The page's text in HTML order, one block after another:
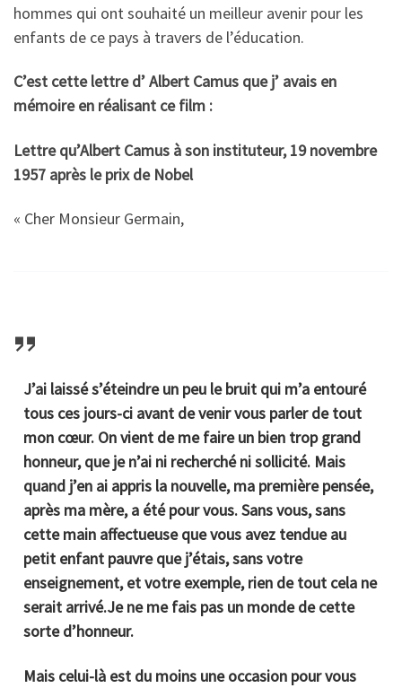
hommes qui ont souhaité un meilleur avenir pour les
enfants de ce pays à travers de l’éducation.
C’est cette lettre d’ Albert Camus que j’ avais en
mémoire en réalisant ce film :
Lettre qu’Albert Camus à son instituteur, 19 novembre
1957 après le prix de Nobel
« Cher Monsieur Germain,
J’ai laissé s’éteindre un peu le bruit qui m’a entouré
tous ces jours-ci avant de venir vous parler de tout
mon cœur. On vient de me faire un bien trop grand
honneur, que je n’ai ni recherché ni sollicité. Mais
quand j’en ai appris la nouvelle, ma première pensée,
après ma mère, a été pour vous. Sans vous, sans
cette main affectueuse que vous avez tendue au
petit enfant pauvre que j’étais, sans votre
enseignement, et votre exemple, rien de tout cela ne
serait arrivé.Je ne me fais pas un monde de cette
sorte d’honneur.
Mais celui-là est du moins une occasion pour vous